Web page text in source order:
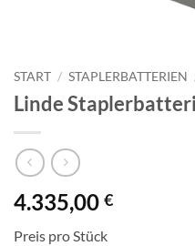
START / STAPLERBATTERIEN
Linde
4.335,00 €
Preis pro Stück